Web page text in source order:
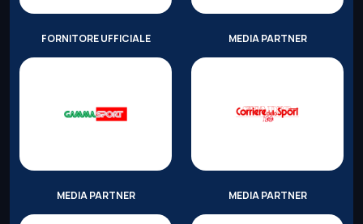
FORNITORE UFFICIALE MEDIA PARTNER
MEDIA PARTNER MEDIA PARTNER